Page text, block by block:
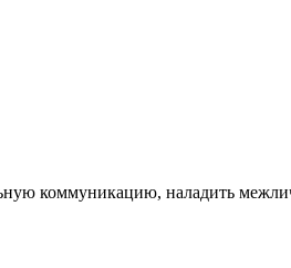
коммуникацию, наладить